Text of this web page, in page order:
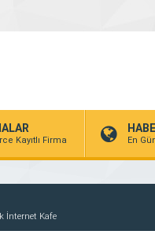
Kayıtlı Firma En
İnternet Kafe